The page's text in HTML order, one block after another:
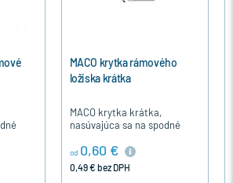
MACO krytka rámového
ložiska krátka
MACO krytka krátka,
nasúvajúca sa na spodné
otváravo-sklopné okná
drevené a plastové okuté s
kovaním MACO…
0,60 €
0,49 € bez DPH